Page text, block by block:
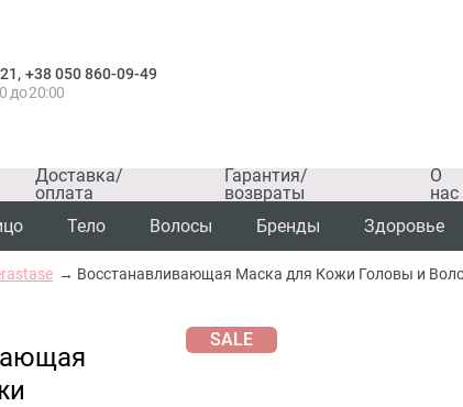
, +38 050 860-09-49
до 20:00
Доставка/
оплата
Гарантия/
возвраты
О
нас
Тело Волосы Бренды Здоровье
Восстанавливающая Маска для Кожи Головы и
SALE